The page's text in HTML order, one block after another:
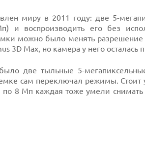
миру в 2011 году: две 5-
и воспроизводить его без
можно было менять разрешение
3D Max, но камера у него осталась
две тыльные 5-
сам переключал режимы. Стоит
8 Мп каждая тоже умели снимать